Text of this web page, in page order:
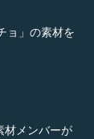
ョ」の素材を
材メンバーが